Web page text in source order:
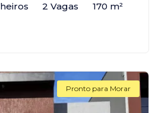
2 Vagas 170 m²
Pronto para Morar